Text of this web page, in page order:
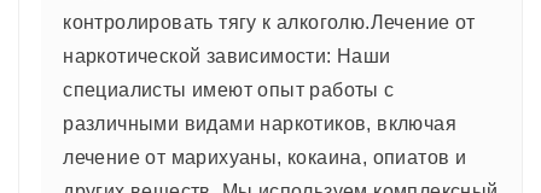
контролировать тягу к алкоголю.Лечение от
наркотической зависимости: Наши
специалисты имеют опыт работы с
различными видами наркотиков, включая
лечение от марихуаны, кокаина, опиатов и